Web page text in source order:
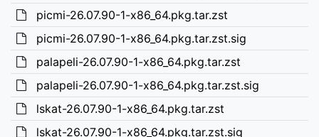
picmi-26.07.90-1-x86_64.pkg.tar.zst
picmi-26.07.90-1-x86_64.pkg.tar.zst.sig
palapeli-26.07.90-1-x86_64.pkg.tar.zst
palapeli-26.07.90-1-x86_64.pkg.tar.zst.sig
lskat-26.07.90-1-x86_64.pkg.tar.zst
lskat-26.07.90-1-x86_64.pkg.tar.zst.sig